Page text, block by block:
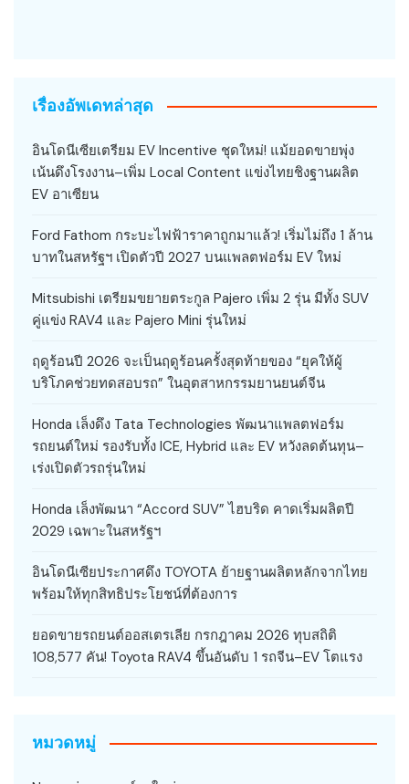
เรื่องอัพเดทล่าสุด
อินโดนีเซียเตรียม EV Incentive ชุดใหม่! แม้ยอดขายพุ่ง
เน้นดึงโรงงาน–เพิ่ม Local Content แข่งไทยชิงฐานผลิต
EV อาเซียน
Ford Fathom กระบะไฟฟ้าราคาถูกมาแล้ว! เริ่มไม่ถึง 1 ล้าน
บาทในสหรัฐฯ เปิดตัวปี 2027 บนแพลตฟอร์ม EV ใหม่
Mitsubishi เตรียมขยายตระกูล Pajero เพิ่ม 2 รุ่น มีทั้ง SUV
คู่แข่ง RAV4 และ Pajero Mini รุ่นใหม่
ฤดูร้อนปี 2026 จะเป็นฤดูร้อนครั้งสุดท้ายของ “ยุคให้ผู้
บริโภคช่วยทดสอบรถ” ในอุตสาหกรรมยานยนต์จีน
Honda เล็งดึง Tata Technologies พัฒนาแพลตฟอร์ม
รถยนต์ใหม่ รองรับทั้ง ICE, Hybrid และ EV หวังลดต้นทุน–
เร่งเปิดตัวรถรุ่นใหม่
Honda เล็งพัฒนา “Accord SUV” ไฮบริด คาดเริ่มผลิตปี
2029 เฉพาะในสหรัฐฯ
อินโดนีเซียประกาศดึง TOYOTA ย้ายฐานผลิตหลักจากไทย
พร้อมให้ทุกสิทธิประโยชน์ที่ต้องการ
ยอดขายรถยนต์ออสเตรเลีย กรกฎาคม 2026 ทุบสถิติ
108,577 คัน! Toyota RAV4 ขึ้นอันดับ 1 รถจีน–EV โตแรง
หมวดหมู่